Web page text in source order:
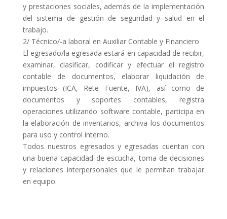
y prestaciones sociales, además de la implementación
del sistema de gestión de seguridad y salud en el
trabajo.
2/ Técnico/-a laboral en Auxiliar Contable y Financiero
El egresado/la egresada estará en capacidad de recibir,
examinar, clasificar, codificar y efectuar el registro
contable de documentos, elaborar liquidación de
impuestos (ICA, Rete Fuente, IVA), así como de
documentos y soportes contables, registra
operaciones utilizando software contable, participa en
la elaboración de inventarios, archiva los documentos
para uso y control interno.
Todos nuestros egresados y egresadas cuentan con
una buena capacidad de escucha, toma de decisiones
y relaciones interpersonales que le permitan trabajar
en equipo.